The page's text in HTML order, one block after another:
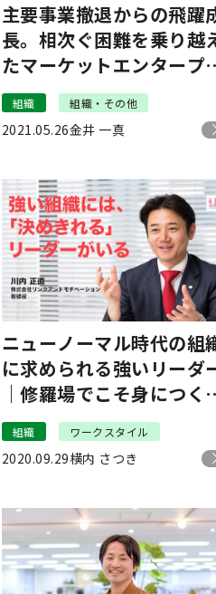
主要事業撤退からの飛躍
長。相次ぐ困難を乗り越
たマーケットエンタープ
イズCEOの組織作り
組織 組織・その他
2021.05.26金井 一真
ニューノーマル時代の組
に求められる強いリーダ
｜修羅場でこそ身につく
物のマネジメント力
組織 ワークスタイル
2020.09.29横内 さつき